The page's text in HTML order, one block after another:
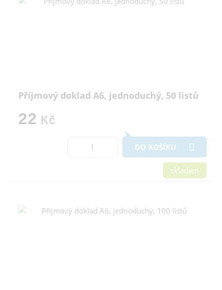
Příjmový doklad A6, jednoduchý, 50 listů
22 Kč
DO KOŠÍKU
skladem